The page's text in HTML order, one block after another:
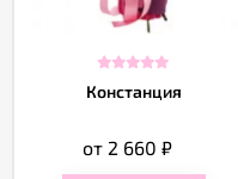
Констанция
от 2 660 ₽